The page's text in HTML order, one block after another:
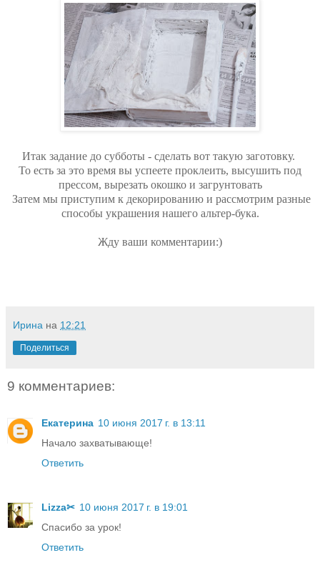
Итак задание до субботы - сделать вот такую заготовку.
То есть за это время вы успеете проклеить, высушить под
прессом, вырезать окошко и загрунтовать
Затем мы приступим к декорированию и рассмотрим разные
способы украшения нашего альтер-бука.
Жду ваши комментарии:)
Ирина на 12:21
Поделиться
9 комментариев:
Екатерина 10 июня 2017 г. в 13:11
Начало захватывающе!
Ответить
Lizza✂ 10 июня 2017 г. в 19:01
Спасибо за урок!
Ответить